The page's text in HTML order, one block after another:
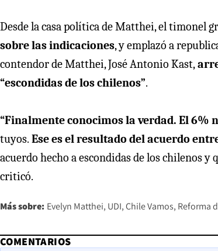
Desde la casa política de Matthei, el timonel
sobre las indicaciones, y emplazó a
contendor de Matthei, José Antonio Kast,
“escondidas de los chilenos”.
“Finalmente conocimos la verdad. El 6%
tuyos. Ese es el resultado del acuerdo
acuerdo hecho a escondidas de los chilenos
criticó.
Más sobre: Evelyn Matthei UDI Chile Vamos Reforma
COMENTARIOS